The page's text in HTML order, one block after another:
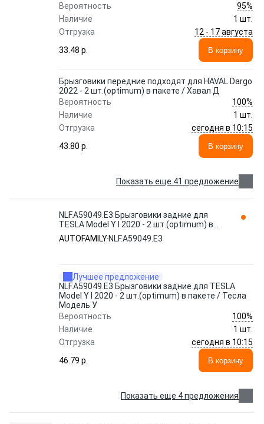
Вероятность
95%
Наличие
1 шт.
Отгрузка
12 - 17 августа
33.48 p.
В корзину
Брызговики передние подходят для HAVAL Dargo
2022 - 2 шт.(optimum) в пакете / Хавал Д
Вероятность
100%
Наличие
1 шт.
Отгрузка
сегодня в 10:15
43.80 p.
В корзину
Показать еще 41 предложение
NLF.A59049.E3 Брызговики задние для
TESLA Model Y I 2020 - 2 шт.(optimum) в
пакете / Тесла Модель У AUTOFAMILY
AUTOFAMILY NLF.A59049.E3
Лучшее предложение
NLF.A59049.E3 Брызговики задние для TESLA
Model Y I 2020 - 2 шт.(optimum) в пакете / Тесла
Модель У
Вероятность
100%
Наличие
1 шт.
Отгрузка
сегодня в 10:15
46.79 p.
В корзину
Показать еще 4 предложения